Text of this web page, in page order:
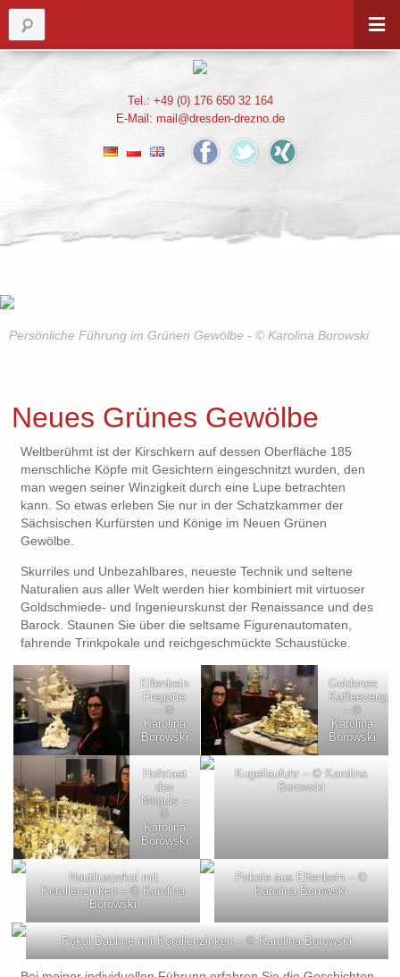
Tel.: +49 (0) 176 650 32 164
E-Mail: mail@dresden-drezno.de
Persönliche Führung im Grünen Gewölbe - © Karolina Borowski
Neues Grünes Gewölbe
Weltberühmt ist der Kirschkern auf dessen Oberfläche 185
menschliche Köpfe mit Gesichtern eingeschnitzt wurden, den
man wegen seiner Winzigkeit durch eine Lupe betrachten
kann. So etwas erleben Sie nur in der Schatzkammer der
Sächsischen Kurfürsten und Könige im Neuen Grünen
Gewölbe.
Skurriles und Unbezahlbares, neueste Technik und seltene
Naturalien aus aller Welt werden hier kombiniert mit virtuoser
Goldschmiede- und Ingenieurskunst der Renaissance und des
Barock. Staunen Sie über die seltsame Figurenautomaten,
fahrende Trinkpokale und reichgeschmückte Schaustücke.
Elfenbein
Fregatte
– ©
Karolina
Borowski
Goldenes
Kaffeezeug
– ©
Karolina
Borowski
Hofstaat
des
Moguls –
©
Karolina
Borowski
Kugellaufuhr – © Karolina
Borowski
Nautiluspokal mit
Korallenzinken – © Karolina
Borowski
Pokale aus Elfenbein – ©
Karolina Borowski
Pokal Daphne mit Korallenzinken – © Karolina Borowski